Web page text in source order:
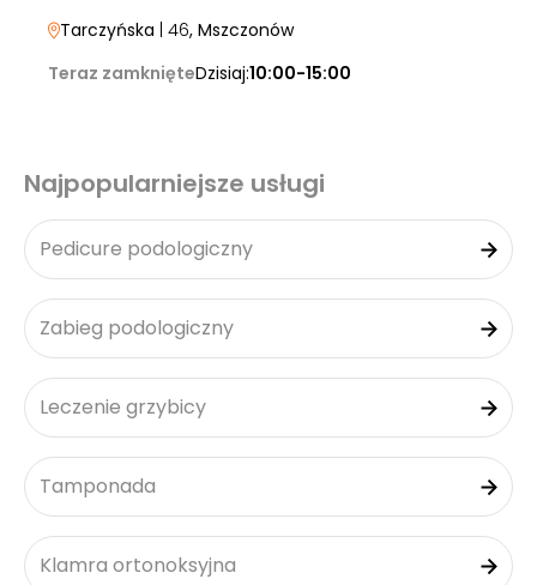
Tarczyńska | 46, Mszczonów
Teraz zamknięteDzisiaj:10:00-15:00
Najpopularniejsze usługi
Pedicure podologiczny
Zabieg podologiczny
Leczenie grzybicy
Tamponada
Klamra ortonoksyjna